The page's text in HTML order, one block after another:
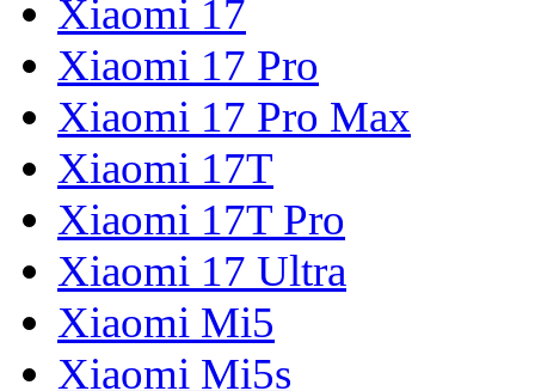
Xiaomi 17
Xiaomi 17 Pro
Xiaomi 17 Pro Max
Xiaomi 17T
Xiaomi 17T Pro
Xiaomi 17 Ultra
Xiaomi Mi5
Xiaomi Mi5s